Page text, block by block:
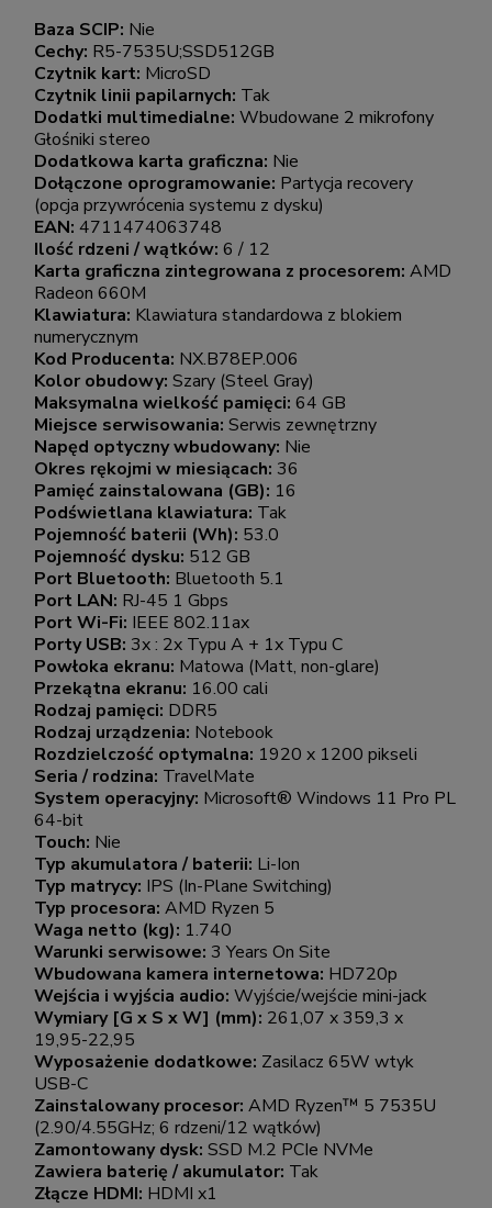
Baza SCIP: Nie
Cechy: R5-7535U;SSD512GB
Czytnik kart: MicroSD
Czytnik linii papilarnych: Tak
Dodatki multimedialne: Wbudowane 2 mikrofony
Głośniki stereo
Dodatkowa karta graficzna: Nie
Dołączone oprogramowanie: Partycja recovery
(opcja przywrócenia systemu z dysku)
EAN: 4711474063748
Ilość rdzeni / wątków: 6 / 12
Karta graficzna zintegrowana z procesorem: AMD
Radeon 660M
Klawiatura: Klawiatura standardowa z blokiem
numerycznym
Kod Producenta: NX.B78EP.006
Kolor obudowy: Szary (Steel Gray)
Maksymalna wielkość pamięci: 64 GB
Miejsce serwisowania: Serwis zewnętrzny
Napęd optyczny wbudowany: Nie
Okres rękojmi w miesiącach: 36
Pamięć zainstalowana (GB): 16
Podświetlana klawiatura: Tak
Pojemność baterii (Wh): 53.0
Pojemność dysku: 512 GB
Port Bluetooth: Bluetooth 5.1
Port LAN: RJ-45 1 Gbps
Port Wi-Fi: IEEE 802.11ax
Porty USB: 3x : 2x Typu A + 1x Typu C
Powłoka ekranu: Matowa (Matt, non-glare)
Przekątna ekranu: 16.00 cali
Rodzaj pamięci: DDR5
Rodzaj urządzenia: Notebook
Rozdzielczość optymalna: 1920 x 1200 pikseli
Seria / rodzina: TravelMate
System operacyjny: Microsoft® Windows 11 Pro PL
64-bit
Touch: Nie
Typ akumulatora / baterii: Li-Ion
Typ matrycy: IPS (In-Plane Switching)
Typ procesora: AMD Ryzen 5
Waga netto (kg): 1.740
Warunki serwisowe: 3 Years On Site
Wbudowana kamera internetowa: HD720p
Wejścia i wyjścia audio: Wyjście/wejście mini-jack
Wymiary [G x S x W] (mm): 261,07 x 359,3 x
19,95-22,95
Wyposażenie dodatkowe: Zasilacz 65W wtyk
USB-C
Zainstalowany procesor: AMD Ryzen™ 5 7535U
(2.90/4.55GHz; 6 rdzeni/12 wątków)
Zamontowany dysk: SSD M.2 PCIe NVMe
Zawiera baterię / akumulator: Tak
Złącze HDMI: HDMI x1